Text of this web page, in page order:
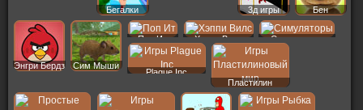
Бегалки
3д игры
Бен
Энгри Бердз Сим Мыши
Поп Ит Хэппи Вилс Симуляторы
Plague Inc
Пластилин